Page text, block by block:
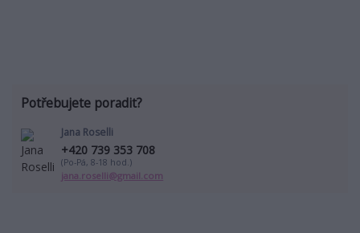
Potřebujete poradit?
Jana Roselli
+420 739 353 708
(Po-Pá, 8-18 hod.)
jana.roselli@gmail.com